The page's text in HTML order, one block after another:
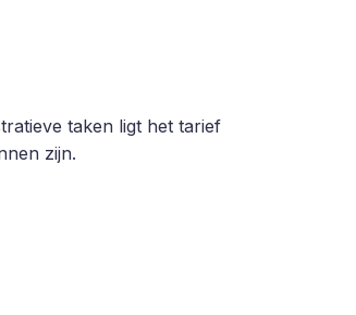
taken ligt het tarief
zijn.